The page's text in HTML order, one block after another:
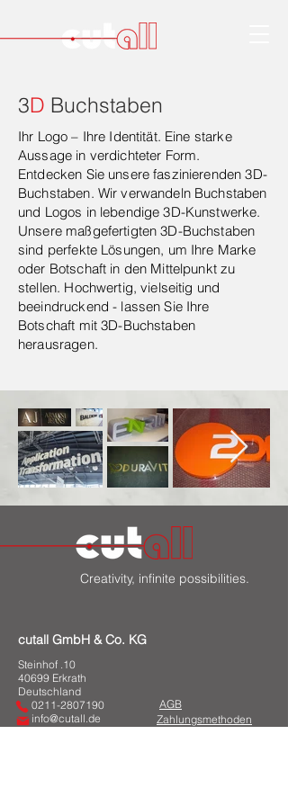
3D Buchstaben
Ihr Logo – Ihre Identität. Eine starke
Aussage in verdichteter Form.
Entdecken Sie unsere faszinierenden 3D-
Buchstaben. Wir verwandeln Buchstaben
und Logos in lebendige 3D-Kunstwerke.
Unsere maßgefertigten 3D-Buchstaben
sind perfekte Lösungen, um Ihre Marke
oder Botschaft in den Mittelpunkt zu
stellen. Hochwertig, vielseitig und
beeindruckend - lassen Sie Ihre
Botschaft mit 3D-Buchstaben
herausragen.
Creativity, infinite possibilities.
cutall GmbH & Co. KG
Steinhof .10
40699 Erkrath
Deutschland
0211-2807190
info@cutall.de
AGB
Zahlungsmethoden